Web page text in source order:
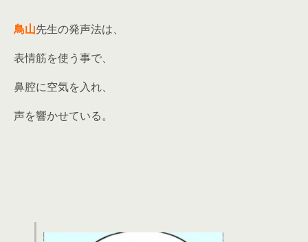
鳥山先生の発声法は、
表情筋を使う事で、
鼻腔に空気を入れ、
声を響かせている。